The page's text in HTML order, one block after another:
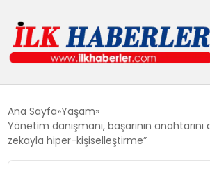
EĞITIM
Ana Sayfa Yaşam
Yönetim danışmanı, başarının anahtarını
zekayla hiper-kişiselleştirme”